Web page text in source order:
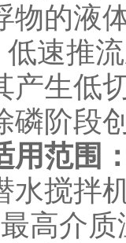
物的液
低速推
产生低
磷阶段
用范围
水搅拌
高介质